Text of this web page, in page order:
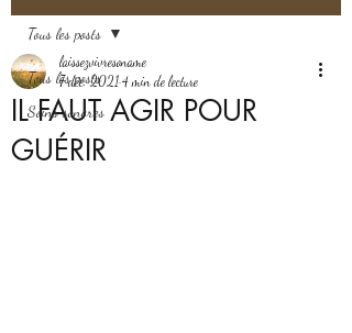
Tous les posts
Soins sonores
Tous les posts
IL FAUT AGIR POUR
GUÉRIR
laissezvivresoname
7 déc. 2021 4 min de lecture